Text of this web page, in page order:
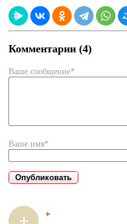
Комментарии (4)
Ваше сообщение*
Ваше имя*
+